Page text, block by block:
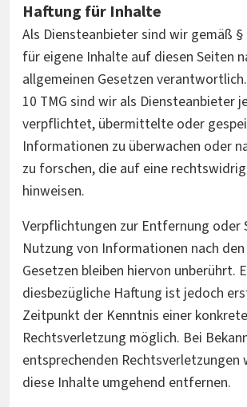
Haftung für Inhalte
Als Diensteanbieter sind wir gemäß §
für eigene Inhalte auf diesen Seiten
allgemeinen Gesetzen
10 TMG sind wir als Diensteanbieter
verpflichtet, übermittelte oder
Informationen zu überwachen oder
zu forschen, die auf eine
hinweisen.
Verpflichtungen zur Entfernung oder
Nutzung von Informationen nach
Gesetzen bleiben hiervon unberührt.
diesbezügliche Haftung ist jedoch
Zeitpunkt der Kenntnis einer
Rechtsverletzung möglich. Bei
entsprechenden Rechtsverletzungen
diese Inhalte umgehend entfernen.